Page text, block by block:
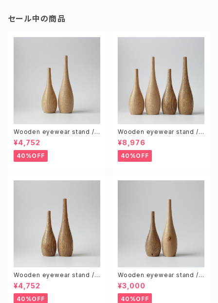
セール中の商品
Wooden eyewear stand /
Natural (S & L size 2pcs)
¥4,752
40%OFF
Wooden eyewear stand /
Natural & Brown (S & L 4pc
s)
¥8,976
40%OFF
Wooden eyewear stand /
Brown (S & L size 2pcs)
¥4,752
40%OFF
Wooden eyewear stand /
Knotty (Random 2pcs)
¥3,000
40%OFF